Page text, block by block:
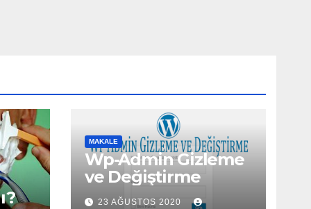
MAKALE
Wp-Admin Gizleme
ve Değiştirme
23 AĞUSTOS 2020